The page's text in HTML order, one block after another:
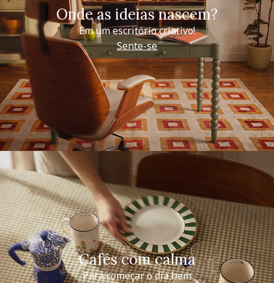
Onde as ideias nascem?
Em um escritório criativo!
Sente-se
Cafés com calma
Para começar o dia bem